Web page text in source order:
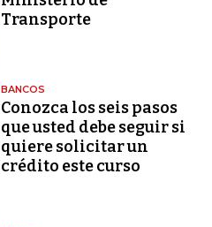
Transporte
BANCOS
Conozca los seis pasos
que usted debe seguir si
quiere solicitar un
crédito este curso